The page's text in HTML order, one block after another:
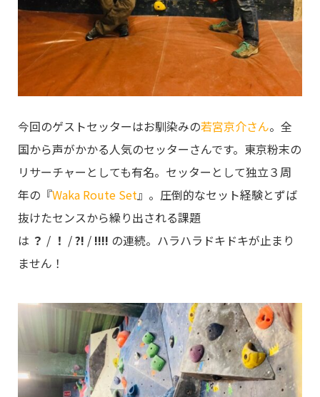
今回のゲストセッターはお馴染みの若宮京介さん。全
国から声がかかる人気のセッターさんです。東京粉末の
リサーチャーとしても有名。セッターとして独立３周
年の『Waka Route Set』。圧倒的なセット経験とずば
抜けたセンスから繰り出される課題
は ？ / ！ /?! / !!!! の連続。ハラハラドキドキが止まり
ません！